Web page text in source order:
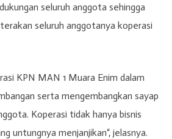
seluruh anggota sehingga
seluruh anggotanya koperasi
KPN MAN 1 Muara Enim dalam
serta mengembangkan sayap
Koperasi tidak hanya bisnis
untungnya menjanjikan“, jelasnya.